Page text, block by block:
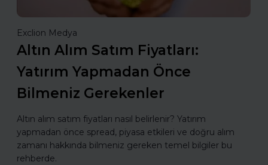
Exclion Medya
Altın Alım Satım Fiyatları:
Yatırım Yapmadan Önce
Bilmeniz Gerekenler
Altın alım satım fiyatları nasıl belirlenir? Yatırım
yapmadan önce spread, piyasa etkileri ve doğru alım
zamanı hakkında bilmeniz gereken temel bilgiler bu
rehberde.